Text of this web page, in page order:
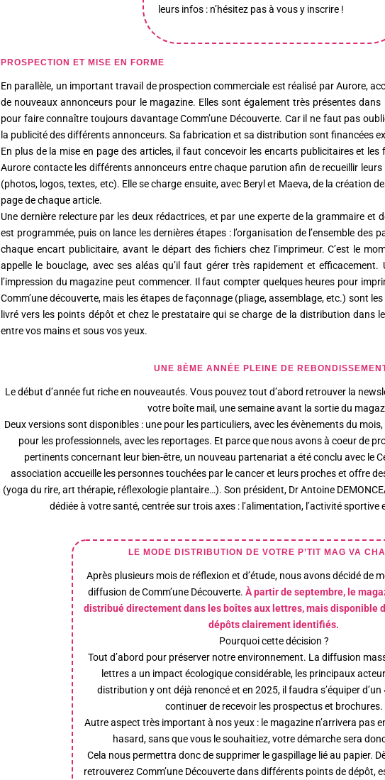
leurs infos : n’hésitez pas à vous y inscrire !
PROSPECTION ET MISE EN FORME
En parallèle, un important travail de prospection commerciale est réalisé par Aurore,
de nouveaux annonceurs pour le magazine. Elles sont également très présentes
pour faire connaître toujours davantage Comm’une Découverte. Car il ne faut pas
la publicité des différents annonceurs. Sa fabrication et sa distribution sont financées
En plus de la mise en page des articles, il faut concevoir les encarts publicitaires et
Aurore contacte les différents annonceurs entre chaque parution afin de recueillir
(photos, logos, textes, etc). Elle se charge ensuite, avec Beryl et Maeva, de la création
page de chaque article.
Une dernière relecture par les deux rédactrices, et par une experte de la grammaire et
est programmée, puis on lance les dernières étapes : l’organisation de l’ensemble des
chaque encart publicitaire, avant le départ des fichiers chez l’imprimeur. C’est le
appelle le bouclage, avec ses aléas qu’il faut gérer très rapidement et
l’impression du magazine peut commencer. Il faut compter quelques heures pour
Comm’une découverte, mais les étapes de façonnage (pliage, assemblage, etc.) sont
livré vers les points dépôt et chez le prestataire qui se charge de la distribution dans
entre vos mains et sous vos yeux.
UNE 8ÈME ANNÉE PLEINE DE
Le début d’année fut riche en nouveautés. Vous pouvez tout d’abord retrouver la
votre boîte mail, une semaine avant la sortie du
Deux versions sont disponibles : une pour les particuliers, avec les évènements du
pour les professionnels, avec les reportages. Et parce que nous avons à coeur de
pertinents concernant leur bien-être, un nouveau partenariat a été conclu avec le
association accueille les personnes touchées par le cancer et leurs proches et offre
(yoga du rire, art thérapie, réflexologie plantaire…). Son président, Dr Antoine
dédiée à votre santé, centrée sur trois axes : l’alimentation, l’activité
LE MODE DISTRIBUTION DE VOTRE P’TIT MAG VA
Après plusieurs mois de réflexion et d’étude, nous avons décidé de
diffusion de Comm’une Découverte. À partir de septembre, le
distribué directement dans les boîtes aux lettres, mais disponible
dépôts clairement identifiés.
Pourquoi cette décision ?
Tout d’abord pour préserver notre environnement. La diffusion
lettres a un impact écologique considérable, les principaux
distribution y ont déjà renoncé et en 2025, il faudra s’équiper d’un
continuer de recevoir les prospectus et brochures.
Autre aspect très important à nos yeux : le magazine n’arrivera pas
hasard, sans que vous le souhaitiez, votre démarche sera
Cela nous permettra donc de supprimer le gaspillage lié au papier.
retrouverez Comm’une Découverte dans différents points de dépôt,